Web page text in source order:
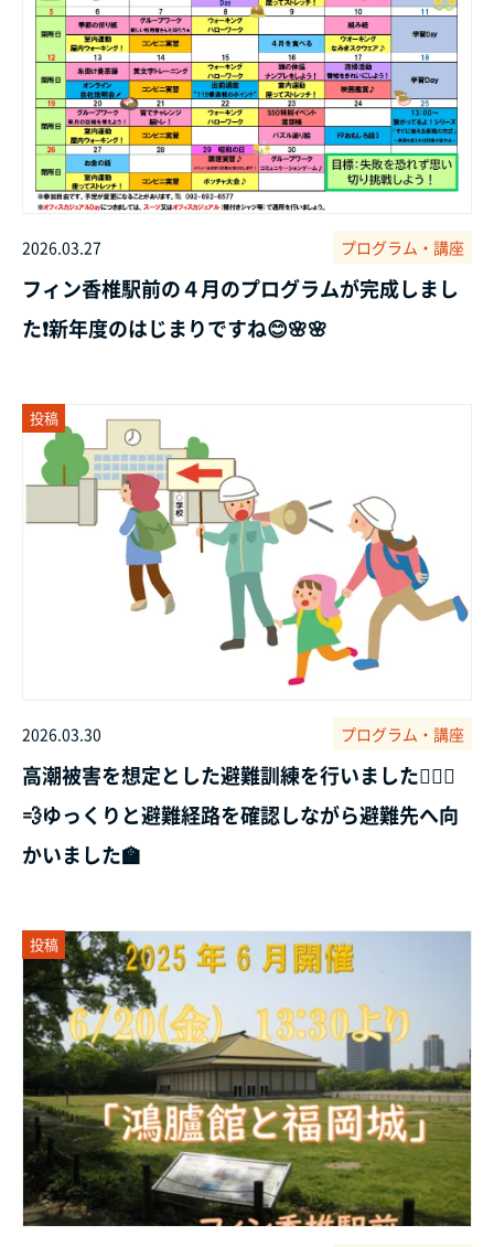
2026.03.27 プログラム・講座
フィン香椎駅前の４月のプログラムが完成しまし
た❗新年度のはじまりですね😊🌸🌸
投稿
2026.03.30 プログラム・講座
高潮被害を想定とした避難訓練を行いました🏃🏻‍♂️
💨ゆっくりと避難経路を確認しながら避難先へ向
かいました🏫
投稿